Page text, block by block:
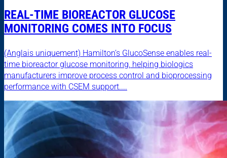
REAL-TIME BIOREACTOR GLUCOSE
MONITORING COMES INTO FOCUS
(Anglais uniquement) Hamilton’s GlucoSense enables real-
time bioreactor glucose monitoring, helping biologics
manufacturers improve process control and bioprocessing
performance with CSEM support....